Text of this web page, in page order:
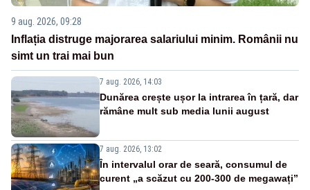
9 aug. 2026, 09:28
Inflația distruge majorarea salariului minim. Românii nu
simt un trai mai bun
7 aug. 2026, 14:03
Dunărea crește ușor la intrarea în țară, dar
rămâne mult sub media lunii august
7 aug. 2026, 13:02
În intervalul orar de seară, consumul de
curent „a scăzut cu 200-300 de megawați”